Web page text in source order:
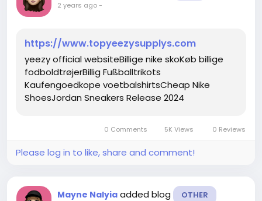
2 years ago-
https://www.topyeezysupplys.com
yeezy official websiteBillige nike skoKøb billige
fodboldtrøjerBillig Fußballtrikots
Kaufengoedkope voetbalshirtsCheap Nike
ShoesJordan Sneakers Release 2024
0 Comments 5K Views 0 Reviews
Please log in to like, share and comment!
Mayne Nalyia added blog OTHER